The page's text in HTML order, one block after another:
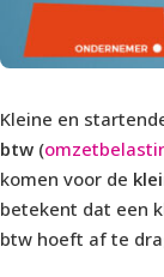
Kleine en
btw (
komen voor de
betekent dat een
btw hoeft af te